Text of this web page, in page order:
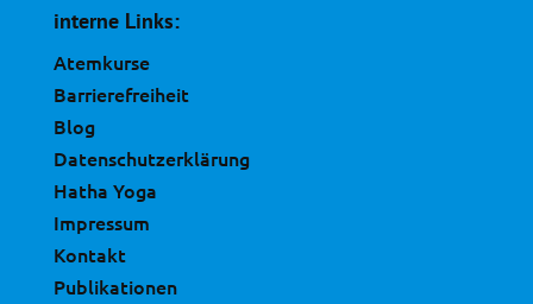
interne Links:
Atemkurse
Barrierefreiheit
Blog
Datenschutzerklärung
Hatha Yoga
Impressum
Kontakt
Publikationen